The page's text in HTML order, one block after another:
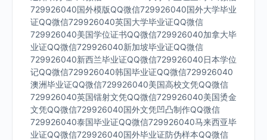
729926040国外模版QQ微信729926040国外大学毕业
证QQ微信729926040英国大学毕业证QQ微信
729926040美国学位证书QQ微信729926040加拿大毕
业证QQ微信729926040新加坡毕业证QQ微信
729926040新西兰毕业证QQ微信729926040日本学位
记QQ微信729926040韩国毕业证QQ微信729926040
澳洲毕业证QQ微信729926040美国高校文凭QQ微信
729926040英国镭射文凭QQ微信729926040美国烫金
文凭QQ微信729926040国外文凭凹凸制作QQ微信
729926040泰国毕业证QQ微信729926040马来西亚毕
业证QQ微信729926040国外毕业证防伪样本QQ微信